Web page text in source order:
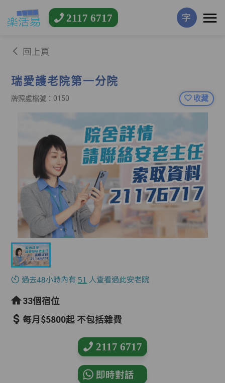
2117 6717 字
回上頁
瑞愛護老院第一分院
牌照處檔號：0150 收藏
過去48小時內有 51 人查看過此安老院
33個宿位
每月$5800起 不包括雜費
2117 6717
即時對話